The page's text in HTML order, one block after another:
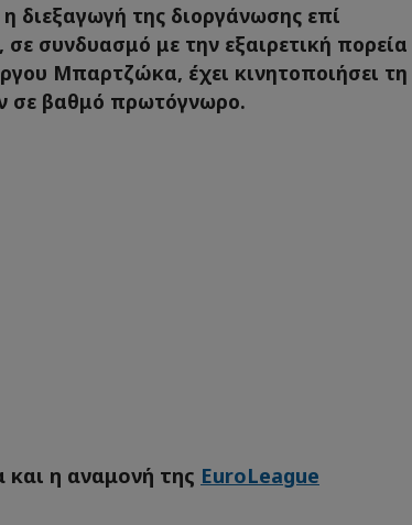
διεξαγωγή της διοργάνωσης επί
συνδυασμό με την εξαιρετική πορεία
Μπαρτζώκα, έχει κινητοποιήσει τη
σε βαθμό πρωτόγνωρο.
η αναμονή της EuroLeague